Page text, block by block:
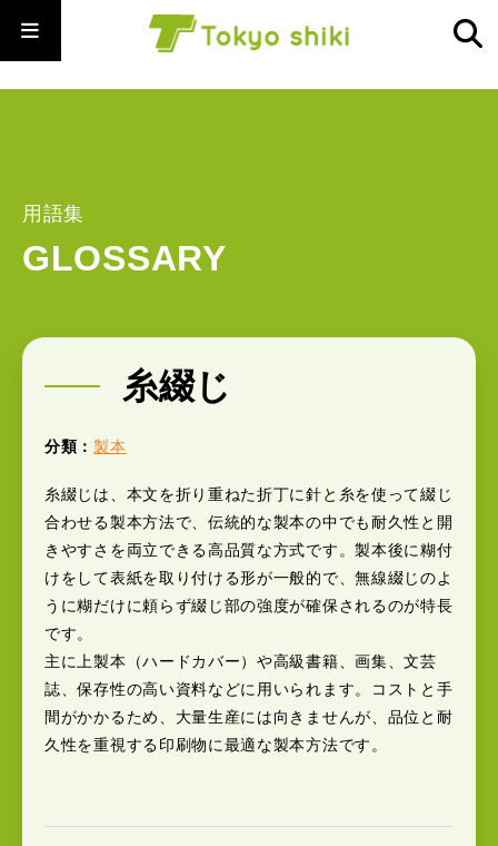
用語集
GLOSSARY
糸綴じ
分類：製本
糸綴じは、本文を折り重ねた折丁に針と糸を使って綴じ
合わせる製本方法で、伝統的な製本の中でも耐久性と開
きやすさを両立できる高品質な方式です。製本後に糊付
けをして表紙を取り付ける形が一般的で、無線綴じのよ
うに糊だけに頼らず綴じ部の強度が確保されるのが特長
です。
主に上製本（ハードカバー）や高級書籍、画集、文芸
誌、保存性の高い資料などに用いられます。コストと手
間がかかるため、大量生産には向きませんが、品位と耐
久性を重視する印刷物に最適な製本方法です。